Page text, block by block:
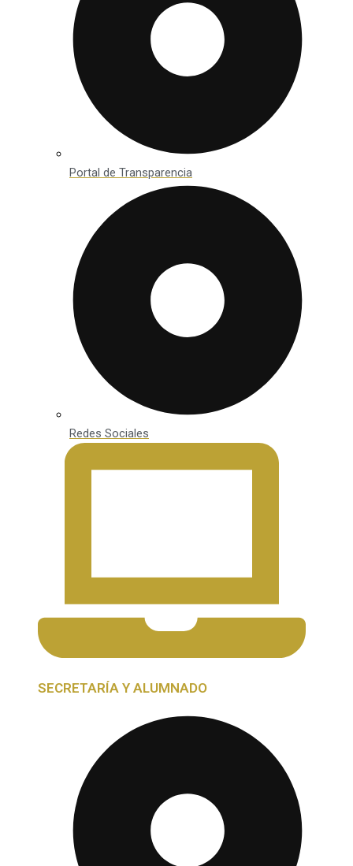
Portal de Transparencia
Redes Sociales
SECRETARÍA Y ALUMNADO